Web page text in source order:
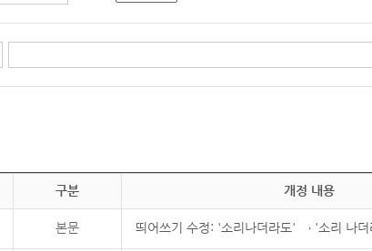
구분 개정 내용
본문 띄어쓰기 수정: '소리나더라도' → '소리 나더